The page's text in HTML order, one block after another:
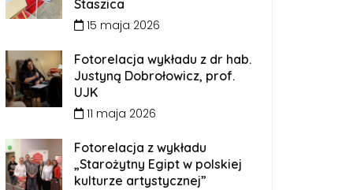
Staszica
15 maja 2026
Fotorelacja wykładu z dr hab.
Justyną Dobrołowicz, prof.
UJK
11 maja 2026
Fotorelacja z wykładu
„Starożytny Egipt w polskiej
kulturze artystycznej”